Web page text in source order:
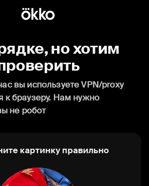
но хотим
вы используете VPN/proxy
к браузеру. Нам нужно
не робот
картинку правильно